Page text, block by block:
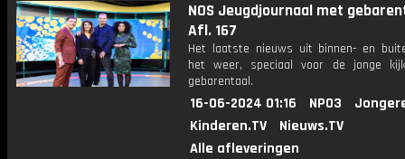
NOS Jeugdjournaal met
Afl. 167
Het laatste nieuws uit binnen- en
het weer, speciaal voor de jonge
gebarentaal.
16-06-2024 01:16 NPO3
Kinderen.TV
Nieuws.TV
Alle afleveringen